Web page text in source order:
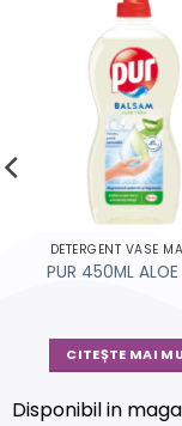
DETERGENT VASE
PUR 450ML ALOE
CITEȘTE MAI
Disponibil in